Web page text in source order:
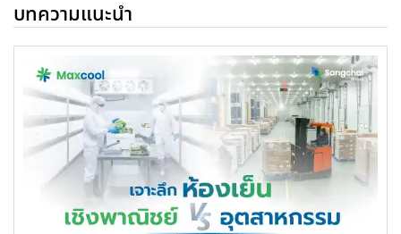
บทความแนะนำ